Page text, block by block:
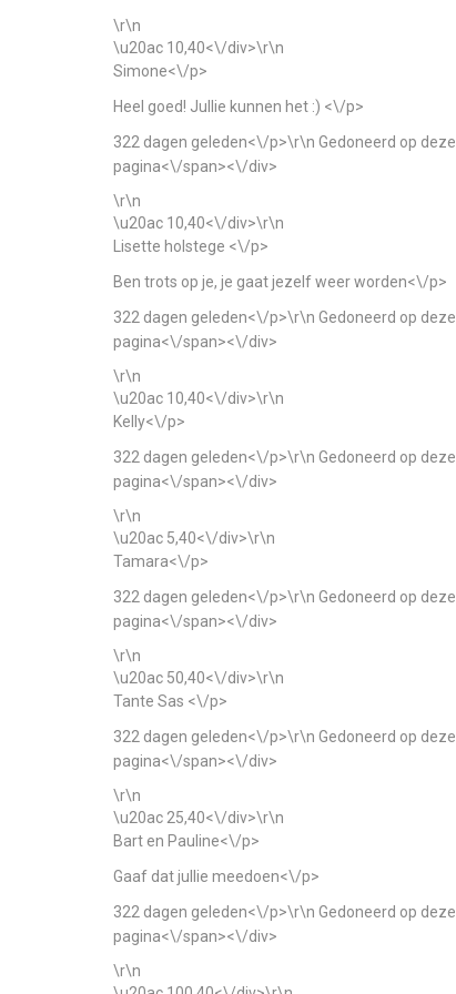
\r\n
\u20ac 10,40<\/div>\r\n
Simone<\/p>
Heel goed! Jullie kunnen het :) <\/p>
322 dagen geleden<\/p>\r\n Gedoneerd op deze
pagina<\/span><\/div>
\r\n
\u20ac 10,40<\/div>\r\n
Lisette holstege <\/p>
Ben trots op je, je gaat jezelf weer worden<\/p>
322 dagen geleden<\/p>\r\n Gedoneerd op deze
pagina<\/span><\/div>
\r\n
\u20ac 10,40<\/div>\r\n
Kelly<\/p>
322 dagen geleden<\/p>\r\n Gedoneerd op deze
pagina<\/span><\/div>
\r\n
\u20ac 5,40<\/div>\r\n
Tamara<\/p>
322 dagen geleden<\/p>\r\n Gedoneerd op deze
pagina<\/span><\/div>
\r\n
\u20ac 50,40<\/div>\r\n
Tante Sas <\/p>
322 dagen geleden<\/p>\r\n Gedoneerd op deze
pagina<\/span><\/div>
\r\n
\u20ac 25,40<\/div>\r\n
Bart en Pauline<\/p>
Gaaf dat jullie meedoen<\/p>
322 dagen geleden<\/p>\r\n Gedoneerd op deze
pagina<\/span><\/div>
\r\n